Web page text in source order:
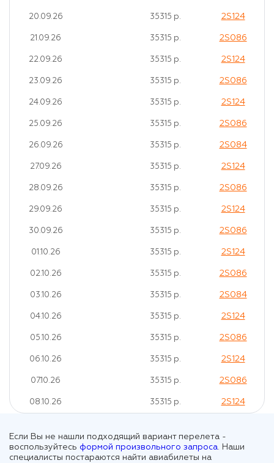
20.09.26 35315 р. 2S124
21.09.26 35315 р. 2S086
22.09.26 35315 р. 2S124
23.09.26 35315 р. 2S086
24.09.26 35315 р. 2S124
25.09.26 35315 р. 2S086
26.09.26 35315 р. 2S084
27.09.26 35315 р. 2S124
28.09.26 35315 р. 2S086
29.09.26 35315 р. 2S124
30.09.26 35315 р. 2S086
01.10.26 35315 р. 2S124
02.10.26 35315 р. 2S086
03.10.26 35315 р. 2S084
04.10.26 35315 р. 2S124
05.10.26 35315 р. 2S086
06.10.26 35315 р. 2S124
07.10.26 35315 р. 2S086
08.10.26 35315 р. 2S124
Если Вы не нашли подходящий вариант перелета -
воспользуйтесь формой произвольного запроса. Наши
специалисты постараются найти авиабилеты на